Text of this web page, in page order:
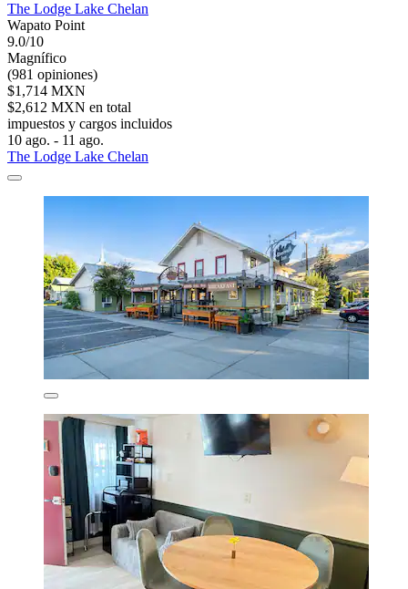
The Lodge Lake Chelan
Wapato Point
9.0/10
Magnífico
(981 opiniones)
$1,714 MXN
$2,612 MXN en total
impuestos y cargos incluidos
10 ago. - 11 ago.
The Lodge Lake Chelan